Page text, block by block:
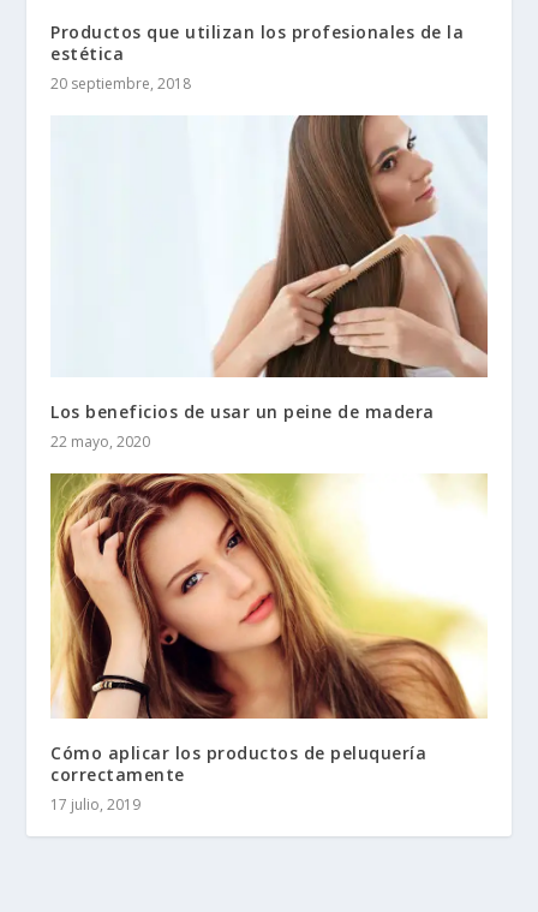
Productos que utilizan los profesionales de la
estética
20 septiembre, 2018
Los beneficios de usar un peine de madera
22 mayo, 2020
Cómo aplicar los productos de peluquería
correctamente
17 julio, 2019